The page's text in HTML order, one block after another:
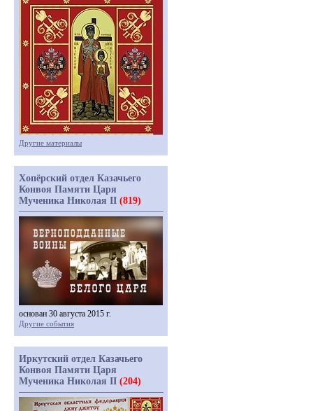
Другие материалы
Хопёрский отдел Казачьего
Конвоя Памяти Царя
Мученика Николая II (819)
основан 30 августа 2015 г.
Другие события
Иркутский отдел Казачьего
Конвоя Памяти Царя
Мученика Николая II (204)